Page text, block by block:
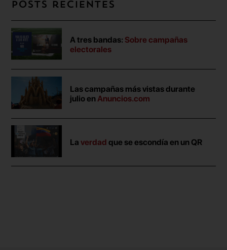
Posts recientes
A tres bandas: Sobre campañas
electorales
Las campañas más vistas durante
julio enAnuncios.com
Laverdad que se escondía en un QR